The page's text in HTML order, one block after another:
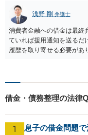
浅野 剛 弁護士
消費者金融への借金は最終
ていれば援用通知を送るだ
履歴を取り寄せる必要があ
点も注意です。 この辺り
借金・債務整理の法律
1
息子の借金問題